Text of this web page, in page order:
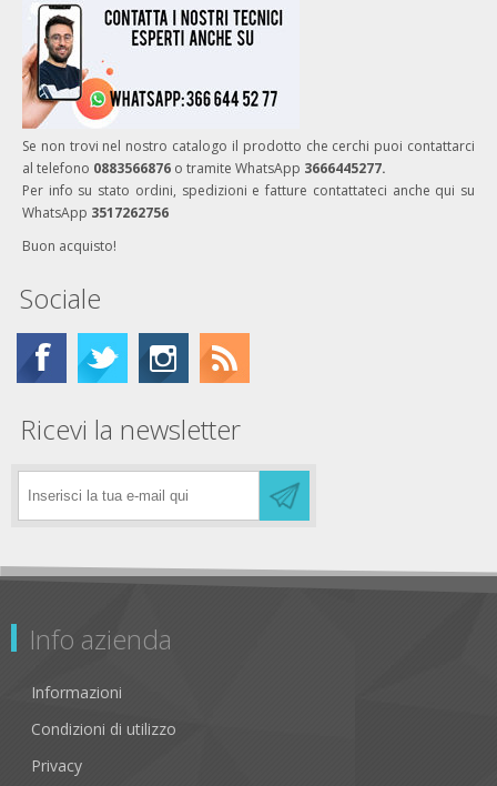
Se non trovi nel nostro catalogo il prodotto che cerchi puoi contattarci
al telefono 0883566876 o tramite WhatsApp 3666445277.
Per info su stato ordini, spedizioni e fatture contattateci anche qui su
WhatsApp 3517262756
Buon acquisto!
Sociale
Ricevi la newsletter
Info azienda
Informazioni
Condizioni di utilizzo
Privacy